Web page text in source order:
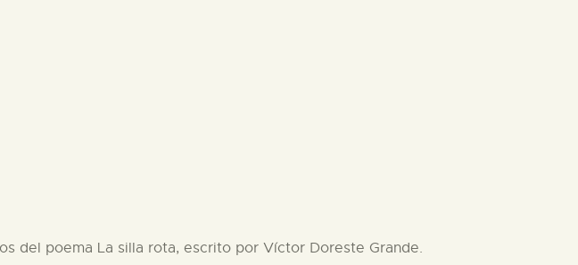
del poema La silla rota, escrito por Víctor Doreste Grande.